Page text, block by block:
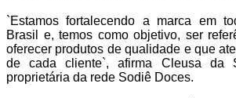
`Estamos fortalecendo a marca em
Brasil e, temos como objetivo, ser
oferecer produtos de qualidade e que
de cada cliente`, afirma Cleusa da
proprietária da rede Sodiê Doces.